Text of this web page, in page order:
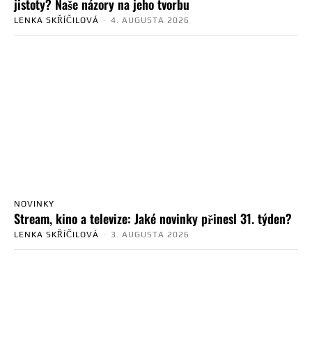
jistoty? Naše názory na jeho tvorbu
LENKA SKŘÍČILOVÁ - 4. AUGUSTA 2026
NOVINKY
Stream, kino a televize: Jaké novinky přinesl 31. týden?
LENKA SKŘÍČILOVÁ - 3. AUGUSTA 2026